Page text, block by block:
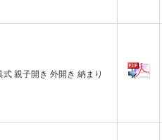
親子開き 外開き 納まり